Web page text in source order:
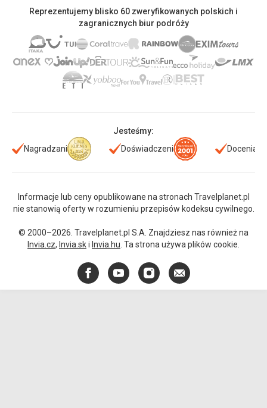
Reprezentujemy blisko 60 zweryfikowanych polskich i
zagranicznych biur podróży
Jesteśmy:
Nagradzani
Doświadczeni Doceniani
Informacje lub ceny opublikowane na stronach Travelplanet.pl
nie stanowią oferty w rozumieniu przepisów kodeksu cywilnego.
© 2000–2026. Travelplanet.pl S.A. Znajdziesz nas również na
Invia.cz, Invia.ski Invia.hu . Ta strona używa plików cookie.
FacebookYouTubeInstagram
E-
mail